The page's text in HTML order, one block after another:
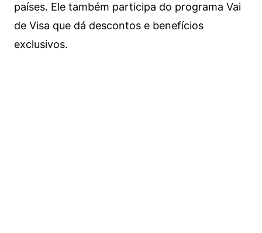
países. Ele também participa do programa Vai
de Visa que dá descontos e benefícios
exclusivos.